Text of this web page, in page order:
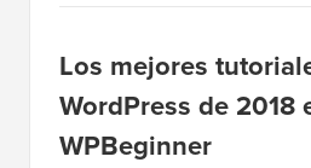
Los mejores
WordPress de 2018
WPBeginner